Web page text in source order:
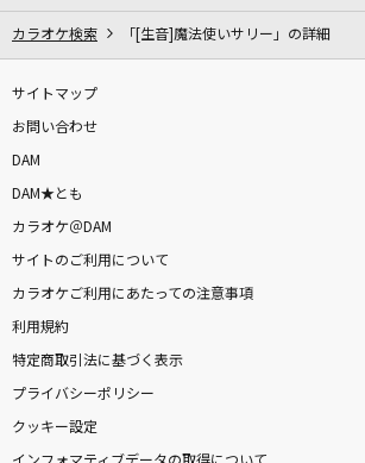
カラオケ検索 「[生音]魔法使いサリー」の詳細
サイトマップ
お問い合わせ
DAM
DAM★とも
カラオケ＠DAM
サイトのご利用について
カラオケご利用にあたっての注意事項
利用規約
特定商取引法に基づく表示
プライバシーポリシー
クッキー設定